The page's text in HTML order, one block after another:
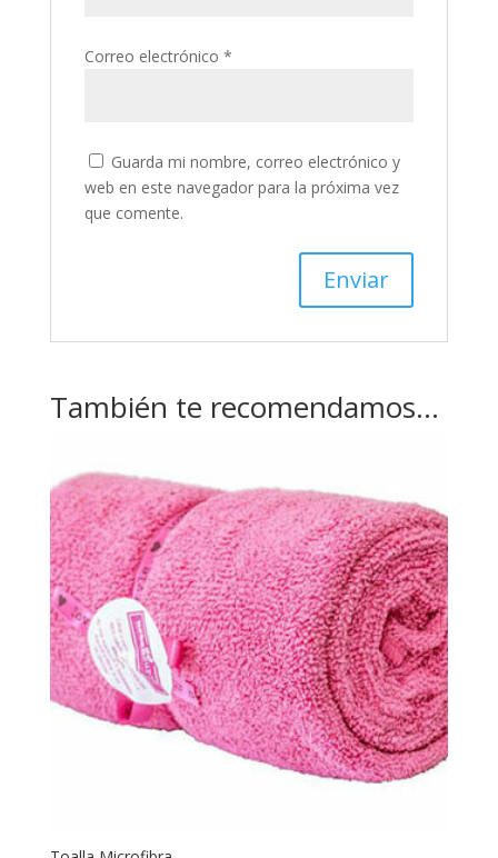
Correo electrónico *
Guarda mi nombre, correo electrónico y
web en este navegador para la próxima vez
que comente.
También te recomendamos…